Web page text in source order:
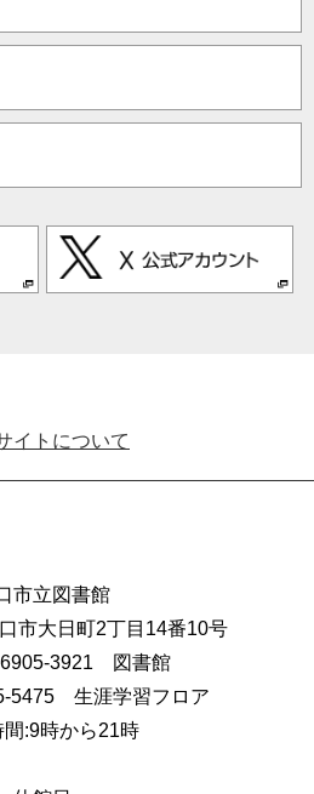
イトについて
市立図書館
市大日町2丁目14番10号
6905-3921 図書館
5475 生涯学習フロア
間:9時から21時